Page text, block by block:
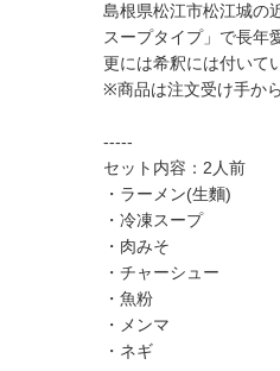
島根県松江市松江城の
スープタイプ」で長年
更には希釈には付いて
※商品は注文受け手か
-----
セット内容：2人前
・ラーメン(生麵)
・冷凍スープ
・肉みそ
・チャーシュー
・魚粉
・メンマ
・ネギ